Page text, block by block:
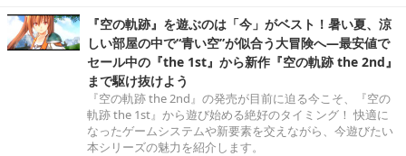
『空の軌跡』を遊ぶのは「今」がベスト！暑い夏、涼
しい部屋の中で“青い空”が似合う大冒険へ―最安値で
セール中の『the 1st』から新作『空の軌跡 the 2nd』
まで駆け抜けよう
『空の軌跡 the 2nd』の発売が目前に迫る今こそ、『空の
軌跡 the 1st』から遊び始める絶好のタイミング！ 快適に
なったゲームシステムや新要素を交えながら、今遊びたい
本シリーズの魅力を紹介します。